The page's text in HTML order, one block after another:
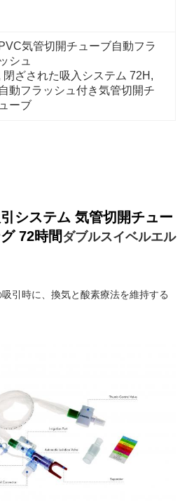
PVC気管切開チューブ自動フラ
ッシュ
閉ざされた吸入システム 72H ,
自動フラッシュ付き気管切開チ
ューブ
システム 気管切開チュー
72時間 ダブルスイベルエル
引時に、換気と酸素療法を維持する